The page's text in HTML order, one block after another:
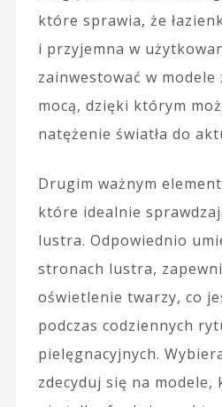
które sprawia, że
i przyjemna w
zainwestować w
mocą, dzięki którym
natężenie światła do
Drugim ważnym
które idealnie
lustra. Odpowiednio
stronach lustra,
oświetlenie twarzy, co
podczas codziennych
pielęgnacyjnych.
zdecyduj się na modele,